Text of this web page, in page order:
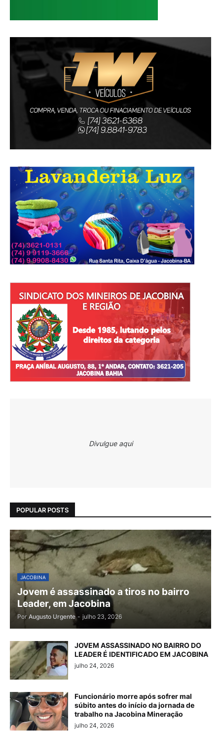
Divulgue aqui
POPULAR POSTS
JACOBINA
Jovem é assassinado a tiros no bairro
Leader, em Jacobina
Por Augusto Urgente - julho 23, 2026
JOVEM ASSASSINADO NO BAIRRO DO
LEADER É IDENTIFICADO EM JACOBINA
julho 24, 2026
Funcionário morre após sofrer mal
súbito antes do início da jornada de
trabalho na Jacobina Mineração
julho 24, 2026